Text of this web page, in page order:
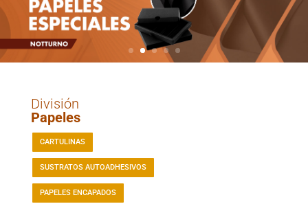
División
Papeles
CARTULINAS
SUSTRATOS AUTOADHESIVOS
PAPELES ENCAPADOS